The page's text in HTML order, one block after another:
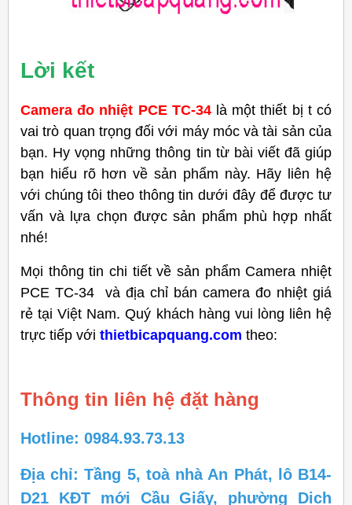
Lời kết
Camera đo nhiệt PCE TC-34là một thiết bị t có
vai trò quan trọng đối với máy móc và tài sản của
bạn. Hy vọng những thông tin từ bài viết đã giúp
bạn hiểu rõ hơn về sản phẩm này. Hãy liên hệ
với chúng tôi theo thông tin dưới đây để được tư
vấn và lựa chọn được sản phẩm phù hợp nhất
nhé!
Mọi thông tin chi tiết về sản phẩm Camera nhiệt
PCE TC-34
và địa chỉ bán camera đo nhiệt giá
rẻ tại Việt Nam. Quý khách hàng vui lòng liên hệ
trực tiếp với thietbicapquang.com theo:
Thông tin liên hệ đặt hàng
Hotline: 0984.93.73.13
Địa chỉ: Tầng 5, toà nhà An Phát, lô B14-
D21 KĐT mới Cầu Giấy, phường Dịch